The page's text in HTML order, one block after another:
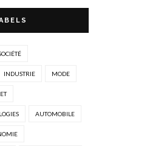
INDUSTRIE MODE
AUTOMOBILE